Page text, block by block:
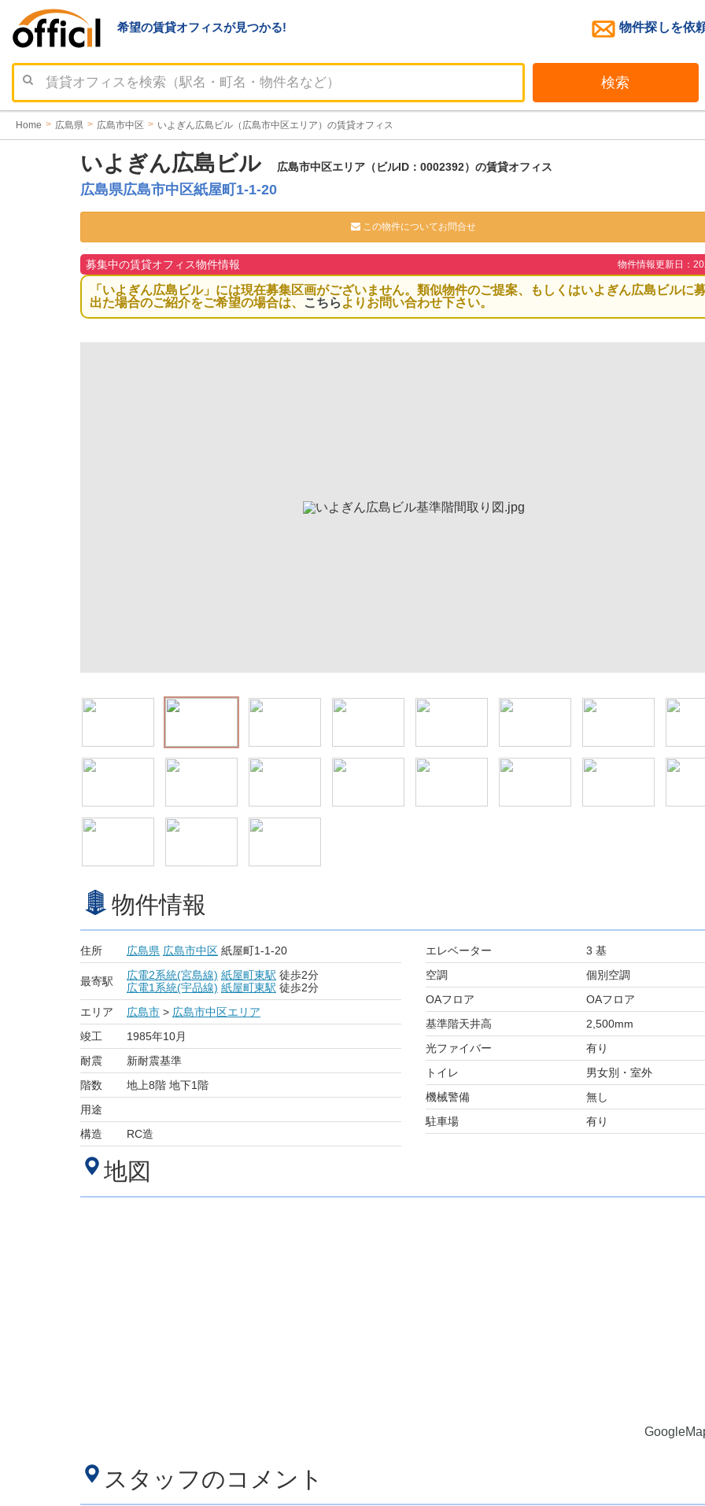
希望の賃貸オフィスが見つかる! 物件探しを依
検索
Home 広島県 広島市中区 いよぎん広島ビル（広島市中区エリア）の賃貸オフィス
いよぎん広島ビル 広島市中区エリア（ビルID：0002392）の賃貸オフィス
広島県広島市中区紙屋町1-1-20
この物件についてお問合せ
募集中の賃貸オフィス物件情報 物件情報更新日：
「いよぎん広島ビル」には現在募集区画がございません。類似物件のご提案、もしくはいよぎん広島ビルに
出た場合のご紹介をご希望の場合は、
こちら よりお問い合わせ下さい。
物件情報
住所 広島県 広島市中区 紙屋町1-1-20
最寄駅 広電2系統(宮島線) 紙屋町東駅 徒歩2分
広電1系統(宇品線) 紙屋町東駅 徒歩2分
エリア
広島市 > 広島市中区エリア
竣工
1985年10月
耐震
新耐震基準
階数
地上8階 地下1階
用途
構造
RC造
エレベーター
3 基
空調
個別空調
OAフロア
OAフロア
基準階天井高
2,500mm
光ファイバー
有り
トイレ
男女別・室外
機械警備
無し
駐車場
有り
地図
スタッフのコメント